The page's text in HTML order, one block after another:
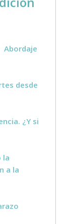
Abordaje
desde
¿Y si
la
a la